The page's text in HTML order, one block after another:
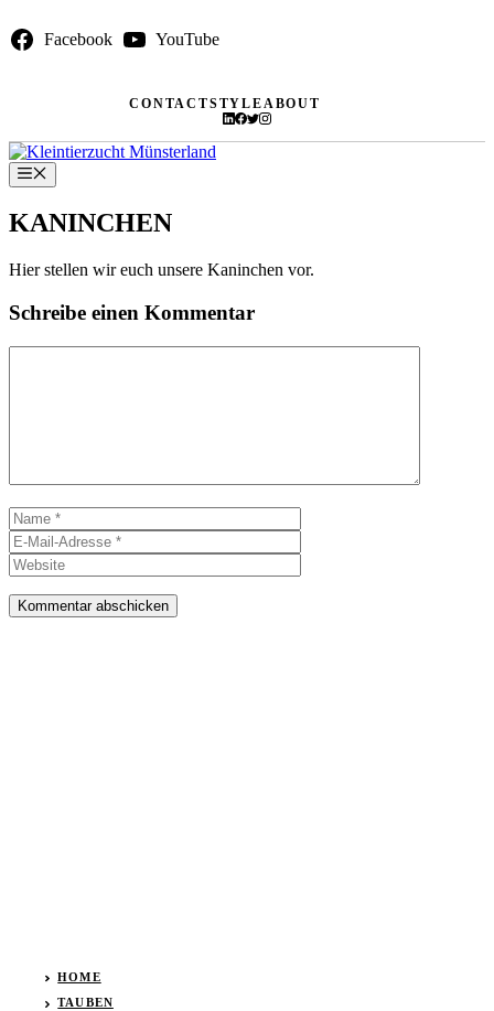
Zum
Inhalt
Facebook YouTube
CONTACTSTYLEABOUT
Menü
KANINCHEN
Hier stellen wir euch unsere Kaninchen vor.
Schreibe einen Kommentar
Name
Mail-
Adresse
HOME
TAUBEN